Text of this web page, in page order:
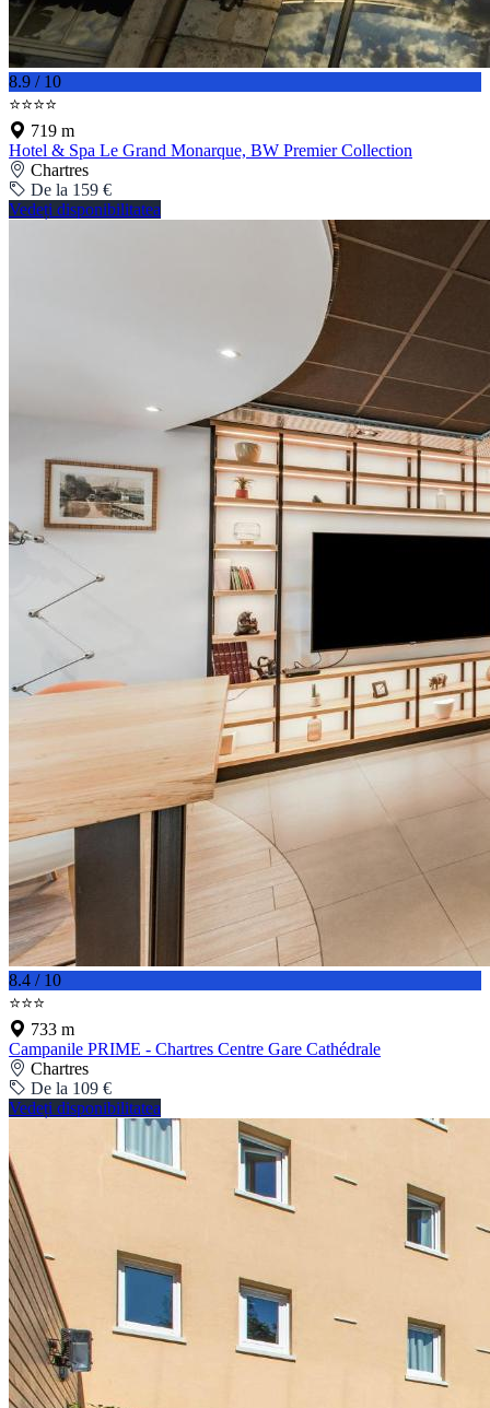
8.9 / 10
⭐⭐⭐⭐
719 m
Hotel & Spa Le Grand Monarque, BW Premier Collection
Chartres
De la 159 €
Vedeți disponibilitatea
8.4 / 10
⭐⭐⭐
733 m
Campanile PRIME - Chartres Centre Gare Cathédrale
Chartres
De la 109 €
Vedeți disponibilitatea